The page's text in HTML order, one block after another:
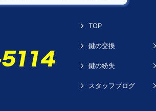
TOP
鍵の交換
鍵の紛失
スタッフブログ